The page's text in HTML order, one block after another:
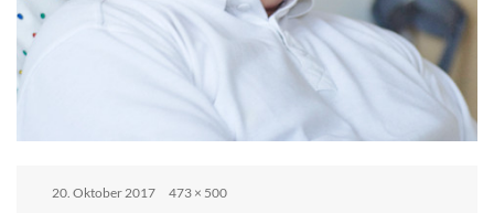
Posted
20. Oktober 2017
Full
473 × 500